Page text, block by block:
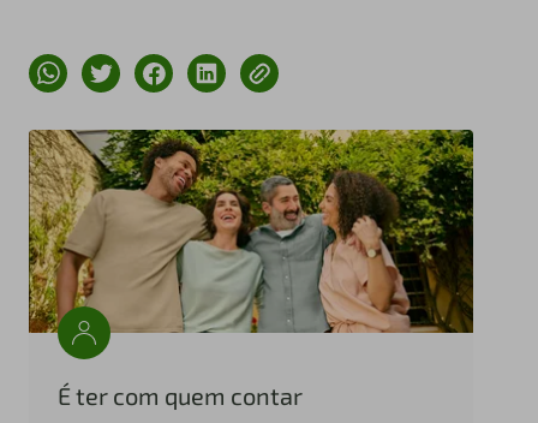
É ter com quem contar